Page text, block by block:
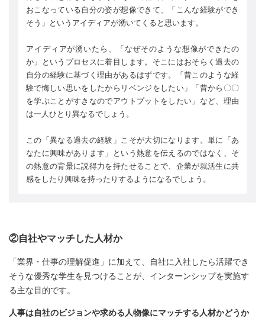
おこなっている自分の姿が想像できて、「こんな経験ができ
そう」というアイディアが湧いてくると思います。
アイディアが湧いたら、「なぜそのような想像ができたの
か」というプロセスに着目します。そこにはおそらく過去の
自分の経験に基づく理由があるはずです。「昔このような経
験で悔しい思いをしたからリベンジをしたい」「昔から〇〇
を学ぶことがすきなのでアウトプットをしたい」など、理由
は一人ひとり異なるでしょう。
この「異なる過去の経験」こそが大切になります。単に「あ
なたに興味があります」という熱意を伝えるのではなく、そ
の熱意の背景に説得力を持たせることで、企業が就活生に共
感をしたり興味を持ったりするようになるでしょう。
②自社やマッチした人材か
「業界・仕事の理解促進」に加えて、自社に入社したら活躍でき
そうな優秀な学生を見つけることが、インターンシップを実施す
る主な目的です。
人事は自社のビジョンや求める人物像にマッチする人材かどうか